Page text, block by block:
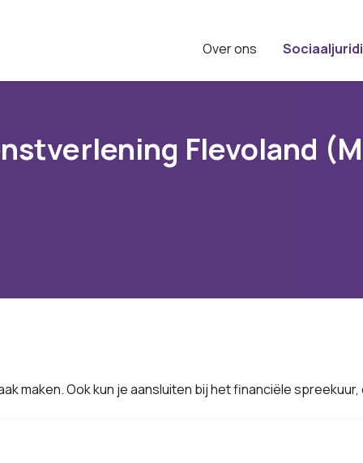
Over ons
Flevoland
maken. Ook kun je aansluiten bij het financiële